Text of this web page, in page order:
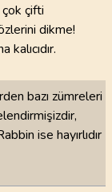
çifti
dikme!
kalıcıdır.
bazı zümreleri
ise hayırlıdır